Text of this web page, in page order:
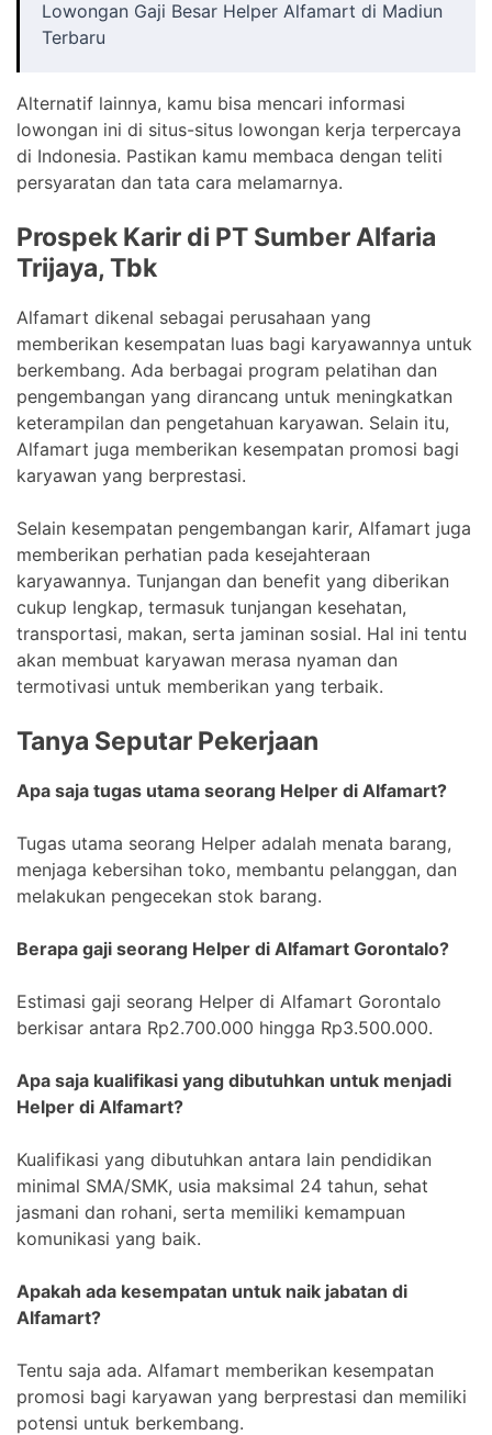
Lowongan Gaji Besar Helper Alfamart di Madiun
Terbaru
Alternatif lainnya, kamu bisa mencari informasi
lowongan ini di situs-situs lowongan kerja terpercaya
di Indonesia. Pastikan kamu membaca dengan teliti
persyaratan dan tata cara melamarnya.
Prospek Karir di PT Sumber Alfaria
Trijaya, Tbk
Alfamart dikenal sebagai perusahaan yang
memberikan kesempatan luas bagi karyawannya untuk
berkembang. Ada berbagai program pelatihan dan
pengembangan yang dirancang untuk meningkatkan
keterampilan dan pengetahuan karyawan. Selain itu,
Alfamart juga memberikan kesempatan promosi bagi
karyawan yang berprestasi.
Selain kesempatan pengembangan karir, Alfamart juga
memberikan perhatian pada kesejahteraan
karyawannya. Tunjangan dan benefit yang diberikan
cukup lengkap, termasuk tunjangan kesehatan,
transportasi, makan, serta jaminan sosial. Hal ini tentu
akan membuat karyawan merasa nyaman dan
termotivasi untuk memberikan yang terbaik.
Tanya Seputar Pekerjaan
Apa saja tugas utama seorang Helper di Alfamart?
Tugas utama seorang Helper adalah menata barang,
menjaga kebersihan toko, membantu pelanggan, dan
melakukan pengecekan stok barang.
Berapa gaji seorang Helper di Alfamart Gorontalo?
Estimasi gaji seorang Helper di Alfamart Gorontalo
berkisar antara Rp2.700.000 hingga Rp3.500.000.
Apa saja kualifikasi yang dibutuhkan untuk menjadi
Helper di Alfamart?
Kualifikasi yang dibutuhkan antara lain pendidikan
minimal SMA/SMK, usia maksimal 24 tahun, sehat
jasmani dan rohani, serta memiliki kemampuan
komunikasi yang baik.
Apakah ada kesempatan untuk naik jabatan di
Alfamart?
Tentu saja ada. Alfamart memberikan kesempatan
promosi bagi karyawan yang berprestasi dan memiliki
potensi untuk berkembang.